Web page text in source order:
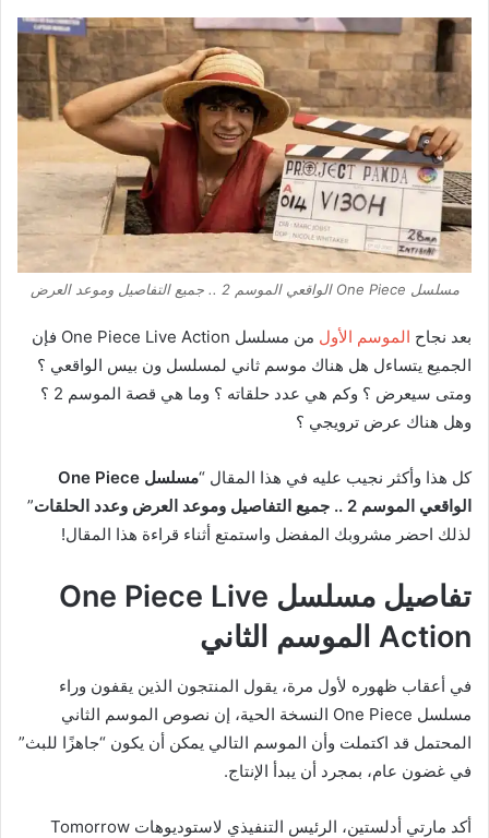
مسلسل One Piece الواقعي الموسم 2 .. جميع التفاصيل وموعد العرض
بعد نجاح الموسم الأول
من مسلسل One Piece Live Action فإن
الجميع يتساءل هل هناك موسم ثاني لمسلسل ون بيس الواقعي ؟
ومتى سيعرض ؟ وكم هي عدد حلقاته ؟ وما هي قصة الموسم 2 ؟
وهل هناك عرض ترويجي ؟
كل هذا وأكثر نجيب عليه في هذا المقال “
مسلسل One Piece
الواقعي الموسم 2 .. جميع التفاصيل وموعد العرض وعدد الحلقات
”
لذلك احضر مشروبك المفضل واستمتع أثناء قراءة هذا المقال!
تفاصيل مسلسل One Piece Live
Action الموسم الثاني
في أعقاب ظهوره لأول مرة، يقول المنتجون الذين يقفون وراء
مسلسل One Piece النسخة الحية، إن نصوص الموسم الثاني
المحتمل قد اكتملت وأن الموسم التالي يمكن أن يكون “جاهزًا للبث”
في غضون عام، بمجرد أن يبدأ الإنتاج.
أكد مارتي أدلستين، الرئيس التنفيذي لاستوديوهات Tomorrow